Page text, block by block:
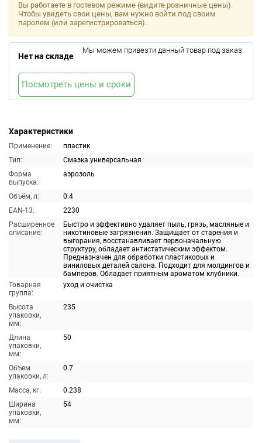
Характеристики
Применение:
пластик
Тип:
Смазка универсальная
Форма
выпуска:
аэрозоль
Объём, л:
0.4
EAN-13:
2230
Расширенное
описание:
Быстро и эффективно удаляет пыль, грязь, масляные и
никотиновые загрязнения. Защищает от старения и
выгорания, восстанавливает первоначальную
структуру, обладает антистатическим эффектом.
Предназначен для обработки пластиковых и
виниловых деталей салона. Подходит для молдингов и
бамперов. Обладает приятным ароматом клубники.
Товарная
группа:
уход и очистка
Высота
упаковки,
мм:
235
Длина
упаковки,
мм:
50
Объем
упаковки, л:
0.7
Масса, кг:
0.238
Ширина
упаковки,
мм:
54
Вы работаете в гостевом режиме (видите розничные цены).
Чтобы увидеть свои цены, вам нужно войти под своим
паролем (или зарегистрироваться).
Нет на складе
Мы можем привезти данный товар под заказ.
Посмотреть цены и сроки